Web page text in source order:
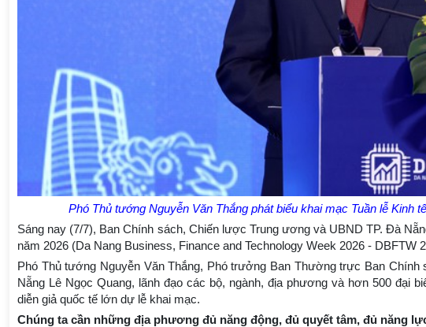
Phó Thủ tướng Nguyễn Văn Thắng phát biểu khai mạc Tuần lễ
Sáng nay (7/7), Ban Chính sách, Chiến lược Trung ương và UBND TP. Đà
năm 2026 (Da Nang Business, Finance and Technology Week 2026 - DBFTW
Phó Thủ tướng Nguyễn Văn Thắng, Phó trưởng Ban Thường trực Ban
Nẵng Lê Ngọc Quang, lãnh đạo các bộ, ngành, địa phương và hơn 500 đại
diễn giả quốc tế lớn dự lễ khai mạc.
Chúng ta cần những địa phương đủ năng động, đủ quyết tâm, đủ năng